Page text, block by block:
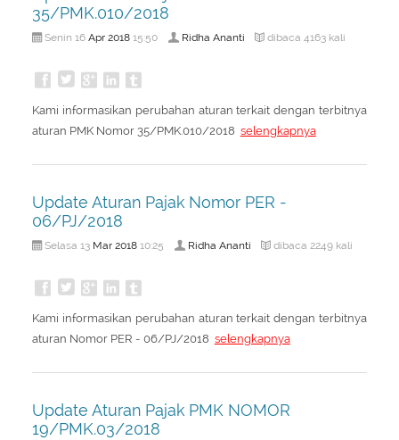
Peraturan Pengampunan Pajak
Infografis Pengampunan Pajak
About Us
Q & A Pajak
35/PMK.010/2018
Senin 16 Apr 201815:50 Ridha Ananti dibaca 4163 kali
Kami informasikan perubahan aturan terkait dengan terbitnya
aturan PMK Nomor 35/PMK.010/2018 selengkapnya
Update Aturan Pajak Nomor PER -
06/PJ/2018
Selasa 13 Mar 201810:25 Ridha Ananti dibaca 2249 kali
Kami informasikan perubahan aturan terkait dengan terbitnya
aturan Nomor PER - 06/PJ/2018 selengkapnya
Update Aturan Pajak PMK NOMOR
19/PMK.03/2018